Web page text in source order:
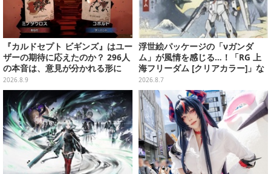
『カルドセプト ビギンズ』はユー
ザーの期待に応えたのか？ 296人
の本音は、意見が分かれる形に
【アンケ結果】
2026.8.9
浮世絵パッケージの「νガンダ
ム」が風情を感じる…！「RG 上
海フリーダム [クリアカラー]」な
どガンプラ2商品が8月順次発売
2026.8.7